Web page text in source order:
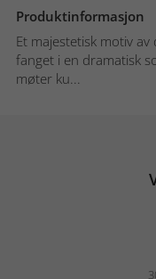
Produktinformasjon
Et majestetisk motiv av
fanget i en dramatisk
møter ku...